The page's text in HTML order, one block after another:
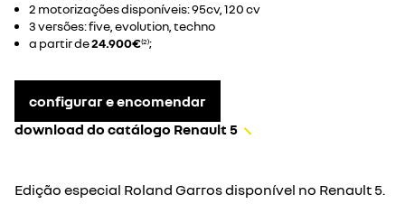
2 motorizações disponíveis: 95cv, 120 cv
3 versões: five, evolution, techno
a partir de24.900€(2);
configurar e encomendar
download do catálogo Renault 5
Edição especial Roland Garros disponível no Renault 5.